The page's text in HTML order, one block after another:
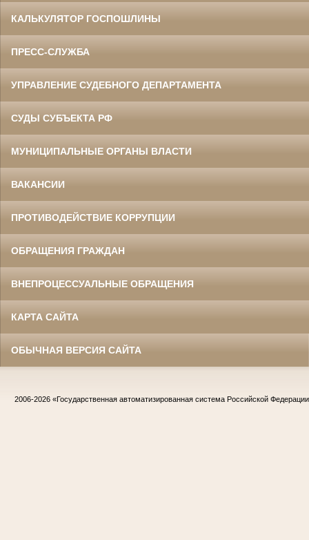
КАЛЬКУЛЯТОР ГОСПОШЛИНЫ
ПРЕСС-СЛУЖБА
УПРАВЛЕНИЕ СУДЕБНОГО ДЕПАРТАМЕНТА
СУДЫ СУБЪЕКТА РФ
МУНИЦИПАЛЬНЫЕ ОРГАНЫ ВЛАСТИ
ВАКАНСИИ
ПРОТИВОДЕЙСТВИЕ КОРРУПЦИИ
ОБРАЩЕНИЯ ГРАЖДАН
ВНЕПРОЦЕССУАЛЬНЫЕ ОБРАЩЕНИЯ
КАРТА САЙТА
ОБЫЧНАЯ ВЕРСИЯ САЙТА
2006-2026 «Государственная автоматизированная система Российской